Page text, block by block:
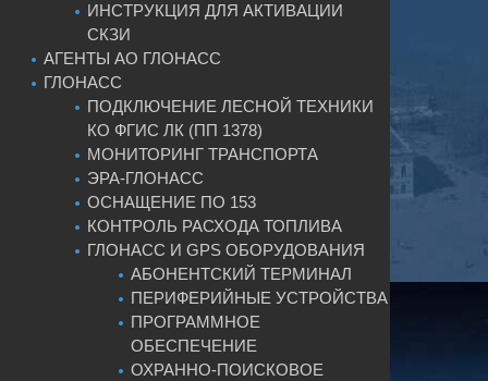
ИНСТРУКЦИЯ ДЛЯ АКТИВАЦИИ
СКЗИ
АГЕНТЫ АО ГЛОНАСС
ГЛОНАСС
ПОДКЛЮЧЕНИЕ ЛЕСНОЙ ТЕХНИКИ
КО ФГИС ЛК (ПП 1378)
МОНИТОРИНГ ТРАНСПОРТА
ЭРА-ГЛОНАСС
ОСНАЩЕНИЕ ПО 153
КОНТРОЛЬ РАСХОДА ТОПЛИВА
ГЛОНАСС И GPS ОБОРУДОВАНИЯ
АБОНЕНТСКИЙ ТЕРМИНАЛ
ПЕРИФЕРИЙНЫЕ УСТРОЙСТВА
ПРОГРАММНОЕ
ОБЕСПЕЧЕНИЕ
ОХРАННО-ПОИСКОВОЕ